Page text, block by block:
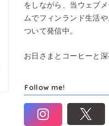
をしながら、当ウェブ
ムでフィンランド生活
ついて発信中。
お日さまとコーヒーと深
Follow me!